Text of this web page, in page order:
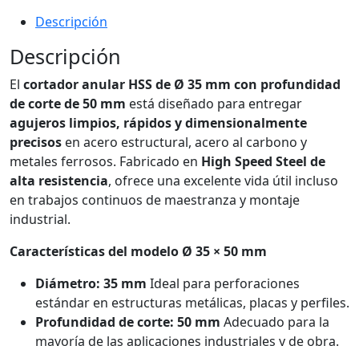
Descripción
Descripción
El cortador anular HSS de Ø 35 mm con profundidad
de corte de 50 mm está diseñado para entregar
agujeros limpios, rápidos y dimensionalmente
precisos en acero estructural, acero al carbono y
metales ferrosos. Fabricado en High Speed Steel de
alta resistencia, ofrece una excelente vida útil incluso
en trabajos continuos de maestranza y montaje
industrial.
Características del modelo Ø 35 × 50 mm
Diámetro: 35 mm Ideal para perforaciones
estándar en estructuras metálicas, placas y perfiles.
Profundidad de corte: 50 mm Adecuado para la
mayoría de las aplicaciones industriales y de obra.